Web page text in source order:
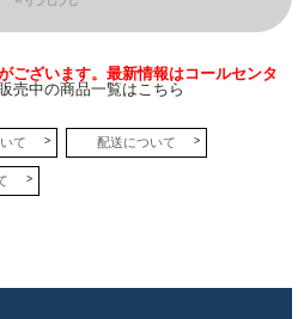
ございます。最新情報はコールセンタ
売中の商品一覧はこちら
て 配送について